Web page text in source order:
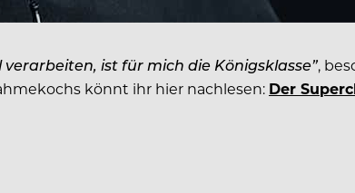
ist für mich die Königsklasse”,
könnt ihr hier nachlesen: Der